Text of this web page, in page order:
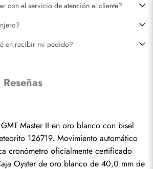
con el servicio de atención al cliente?
en recibir mi pedido?
Reseñas
Master II en oro blanco con bisel
126719. Movimiento automático
cronómetro oficialmente certificado
Oyster de oro blanco de 40,0 mm de